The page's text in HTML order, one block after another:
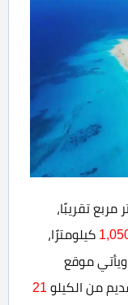
مربع تقريبًا،
كيلومترًا،
ويأتي موقع
من الكيلو 21